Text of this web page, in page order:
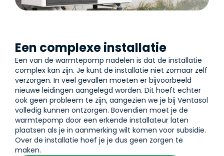
Een complexe installatie
Een van de warmtepomp nadelen is dat de installatie
complex kan zijn. Je kunt de installatie niet zomaar zelf
verzorgen. In veel gevallen moeten er bijvoorbeeld
nieuwe leidingen aangelegd worden. Dit hoeft echter
ook geen probleem te zijn, aangezien we je bij Ventasol
volledig kunnen ontzorgen. Bovendien moet je de
warmtepomp door een erkende installateur laten
plaatsen als je in aanmerking wilt komen voor subsidie.
Over de installatie hoef je je dus geen zorgen te
maken.